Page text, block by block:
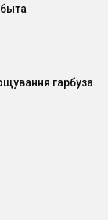
гарбуза